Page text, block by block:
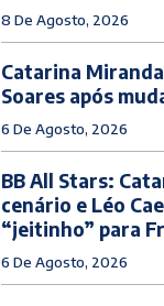
8 De Agosto, 2026
Catarina
Soares após
6 De Agosto, 2026
BB All Stars:
cenário e Léo
“jeitinho” para
6 De Agosto, 2026